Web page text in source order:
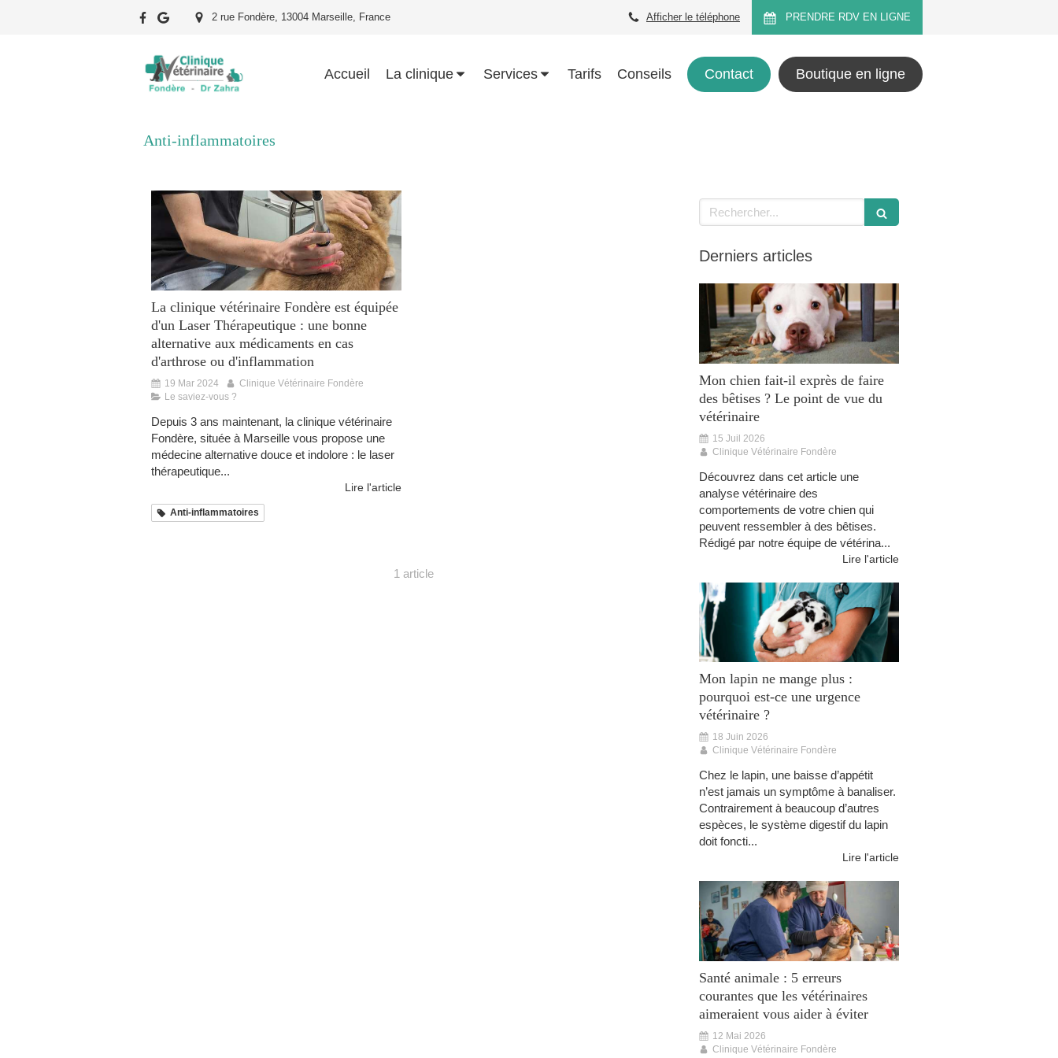
2 rue Fondère, 13004 Marseille, France PRENDRE RDV EN LIGNE
Afficher le téléphone
Accueil La clinique Services Tarifs Conseils Contact Boutique en ligne
Anti-inflammatoires
La clinique vétérinaire Fondère est équipée
d'un Laser Thérapeutique : une bonne
alternative aux médicaments en cas
d'arthrose ou d'inflammation
19 Mar 2024
Clinique Vétérinaire Fondère
Le saviez-vous ?
Depuis 3 ans maintenant, la clinique vétérinaire
Fondère, située à Marseille vous propose une
médecine alternative douce et indolore : le laser
thérapeutique...
Lire l'article
Anti-inflammatoires
1 article
Rechercher
Derniers articles
Mon chien fait-il exprès de faire
des bêtises ? Le point de vue du
vétérinaire
15 Juil 2026
Clinique Vétérinaire Fondère
Découvrez dans cet article une
analyse vétérinaire des
comportements de votre chien qui
peuvent ressembler à des bêtises.
Rédigé par notre équipe de vétérina...
Lire l'article
Mon lapin ne mange plus :
pourquoi est-ce une urgence
vétérinaire ?
18 Juin 2026
Clinique Vétérinaire Fondère
Chez le lapin, une baisse d’appétit
n’est jamais un symptôme à banaliser.
Contrairement à beaucoup d’autres
espèces, le système digestif du lapin
doit foncti...
Lire l'article
Santé animale : 5 erreurs
courantes que les vétérinaires
aimeraient vous aider à éviter
12 Mai 2026
Clinique Vétérinaire Fondère